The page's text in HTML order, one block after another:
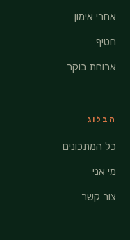
אחרי אימון
חטיף
ארוחת בוקר
הבלוג
כל המתכונים
מי אני
צור קשר